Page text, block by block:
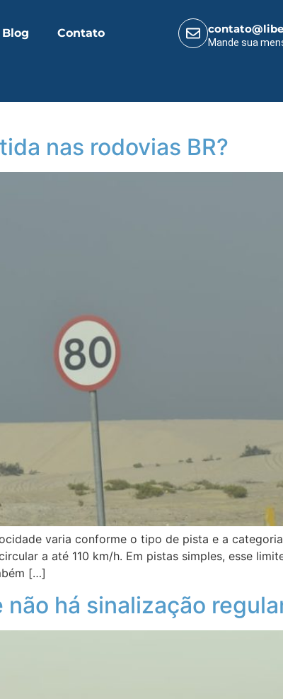
Blog Contato
Mande sua
nas rodovias BR?
varia conforme o tipo de pista e a
a até 110 km/h. Em pistas simples, esse
[…]
há sinalização